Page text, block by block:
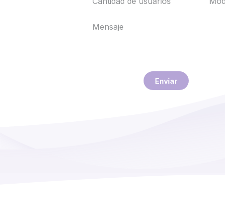
Enviar